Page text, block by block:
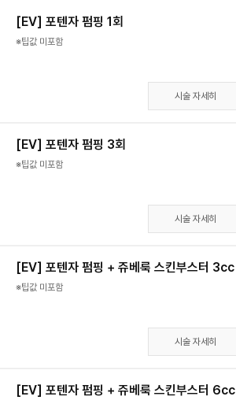
[EV] 포텐자 펌핑 1회
※팁값 미포함
시술 자세히
[EV] 포텐자 펌핑 3회
※팁값 미포함
시술 자세히
[EV] 포텐자 펌핑 + 쥬베룩 스킨부스터 3cc
※팁값 미포함
시술 자세히
[EV] 포텐자 펌핑 + 쥬베룩 스킨부스터 6cc